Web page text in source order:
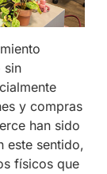
sin
y compras
han sido
este sentido,
físicos que